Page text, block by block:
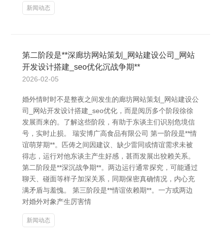
新闻动态
第二阶段是**深廊坊网站策划_网站建设公司_网站
开发设计搭建_seo优化沉战争期**
2026-02-05
婚外情时时不是整夜之间发生的廊坊网站策划_网站建设公
司_网站开发设计搭建_seo优化，而是阅历多个阶段徐徐
发展而来的。了解这些阶段，有助于东谈主们识别危境信
号，实时止损。 瑞安博广高食品有限公司 第一阶段是**情
谊萌芽期**。匹俦之间因建议、缺少雷同或情谊需求未被
得志，运行对他东谈主产生好感，甚而发展出狡赖关系。
第二阶段是**深沉战争期**。两边运行通常探究，可能通过
聊天、碰面等样子加深关系，同期保密真确情况，内心充
满矛盾与羞愧。 第三阶段是**情谊依赖期**。一方或两边
对婚外对象产生厉害情
新闻动态